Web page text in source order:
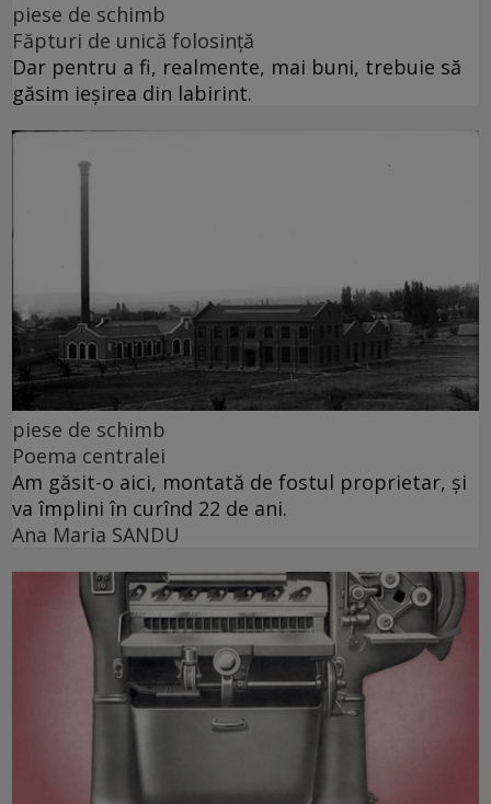
piese de schimb
Făpturi de unică folosință
Dar pentru a fi, realmente, mai buni, trebuie să
găsim ieșirea din labirint.
piese de schimb
Poema centralei
Am găsit-o aici, montată de fostul proprietar, și
va împlini în curînd 22 de ani.
Ana Maria SANDU